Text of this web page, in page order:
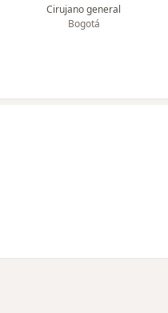
Cirujano general
Bogotá